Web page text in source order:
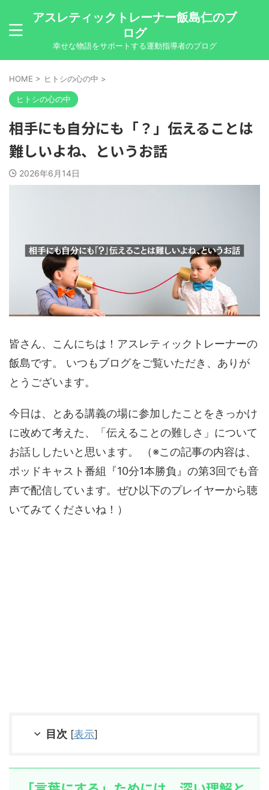
アスレティックトレーナー飯島仁のブ
ログ
幸せな物語をサポートする運動指導者のブログ
HOME > ヒトシの心の中 >
ヒトシの心の中
相手にも自分にも「？」伝えることは
難しいよね、というお話
2026年6月14日
皆さん、こんにちは！アスレティックトレーナーの
飯島です。 いつもブログをご覧いただき、ありが
とうございます。
今日は、とある講義の場に参加したことをきっかけ
に改めて考えた、「伝えることの難しさ」について
お話ししたいと思います。 （※この記事の内容は、
ポッドキャスト番組『10分1本勝負』の第3回でも音
声で配信しています。ぜひ以下のプレイヤーから聴
いてみてくださいね！）
目次 [表示]